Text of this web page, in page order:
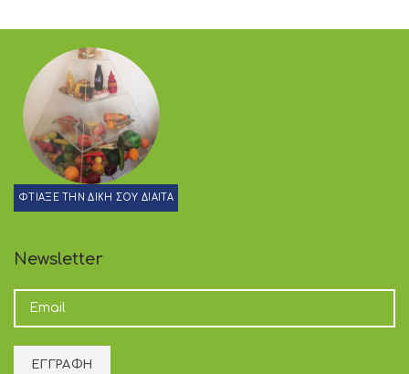
ΦΤΙΑΞΕ ΤΗΝ ΔΙΚΗ ΣΟΥ ΔΙΑΙΤΑ
Newsletter